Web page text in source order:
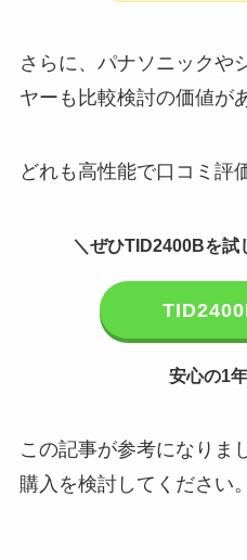
さらに、パナソニックや
ヤーも比較検討の価値が
どれも高性能で口コミ評
＼ぜひTID2400Bを試
安心の1
この記事が参考になりま
購入を検討してください。